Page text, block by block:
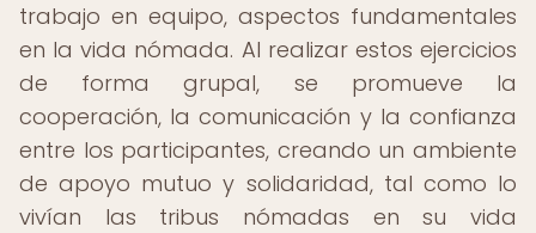
trabajo en equipo, aspectos fundamentales
en la vida nómada. Al realizar estos ejercicios
de forma grupal, se promueve la
cooperación, la comunicación y la confianza
entre los participantes, creando un ambiente
de apoyo mutuo y solidaridad, tal como lo
vivían las tribus nómadas en su vida